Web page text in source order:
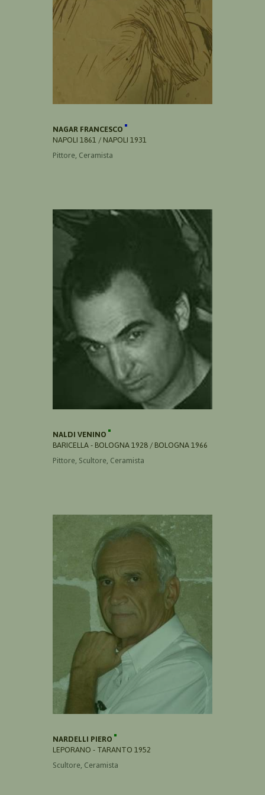
NAGAR FRANCESCO
NAPOLI 1861 / NAPOLI 1931
Pittore, Ceramista
NALDI VENINO
BARICELLA - BOLOGNA 1928 / BOLOGNA 1966
Pittore, Scultore, Ceramista
NARDELLI PIERO
LEPORANO - TARANTO 1952
Scultore, Ceramista